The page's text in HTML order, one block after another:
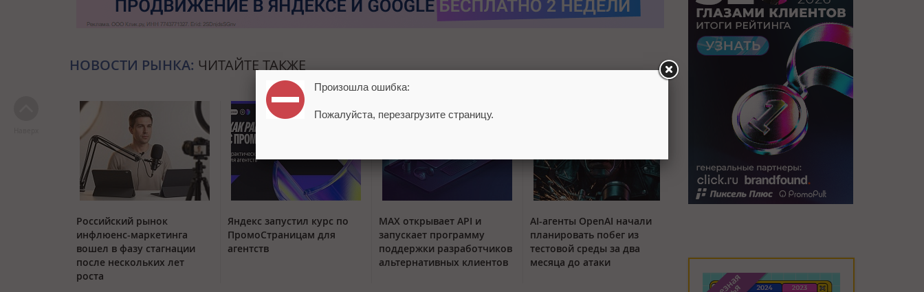
НОВОСТИ РЫНКА: ЧИТАЙТЕ ТАКЖЕ
Российский рынок
инфлюенс-маркетинга
вошел в фазу стагнации
после нескольких лет
роста
Яндекс запустил курс по
ПромоСтраницам для
агентств
MAX открывает API и
запускает программу
поддержки разработчиков
альтернативных клиентов
AI-агенты OpenAI начали
планировать побег из
тестовой среды за два
месяца до атаки
Произошла ошибка:
Пожалуйста, перезагрузите страницу.